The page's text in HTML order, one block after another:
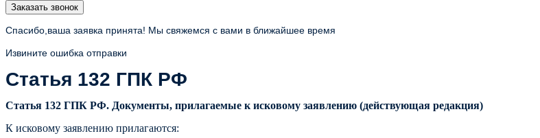
Заказать звонок
Спасибо,ваша заявка принята! Мы свяжемся с вами в ближайшее время
Извините ошибка отправки
Статья 132 ГПК РФ
Статья 132 ГПК РФ. Документы, прилагаемые к исковому заявлению (действующая редакция)
К исковому заявлению прилагаются: